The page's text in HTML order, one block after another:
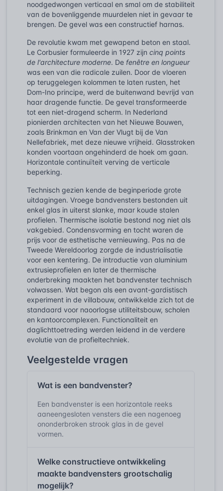
noodgedwongen verticaal en smal om de stabiliteit
van de bovenliggende muurdelen niet in gevaar te
brengen. De gevel was een constructief harnas.
De revolutie kwam met gewapend beton en staal.
Le Corbusier formuleerde in 1927 zijn cinq points
de l'architecture moderne. De fenêtre en longueur
was een van die radicale zuilen. Door de vloeren
op teruggelegen kolommen te laten rusten, het
Dom-Ino principe, werd de buitenwand bevrijd van
haar dragende functie. De gevel transformeerde
tot een niet-dragend scherm. In Nederland
pionierden architecten van het Nieuwe Bouwen,
zoals Brinkman en Van der Vlugt bij de Van
Nellefabriek, met deze nieuwe vrijheid. Glasstroken
konden voortaan ongehinderd de hoek om gaan.
Horizontale continuïteit verving de verticale
beperking.
Technisch gezien kende de beginperiode grote
uitdagingen. Vroege bandvensters bestonden uit
enkel glas in uiterst slanke, maar koude stalen
profielen. Thermische isolatie bestond nog niet als
vakgebied. Condensvorming en tocht waren de
prijs voor de esthetische vernieuwing. Pas na de
Tweede Wereldoorlog zorgde de industrialisatie
voor een kentering. De introductie van aluminium
extrusieprofielen en later de thermische
onderbreking maakten het bandvenster technisch
volwassen. Wat begon als een avant-gardistisch
experiment in de villabouw, ontwikkelde zich tot de
standaard voor naoorlogse utiliteitsbouw, scholen
en kantoorcomplexen. Functionaliteit en
daglichttoetreding werden leidend in de verdere
evolutie van de profieltechniek.
Veelgestelde vragen
Wat is een bandvenster?
Een bandvenster is een horizontale reeks
aaneengesloten vensters die een nagenoeg
ononderbroken strook glas in de gevel
vormen.
Welke constructieve ontwikkeling
maakte bandvensters grootschalig
mogelijk?